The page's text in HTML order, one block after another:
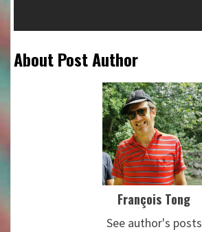
About Post Author
François Tong
See author's posts